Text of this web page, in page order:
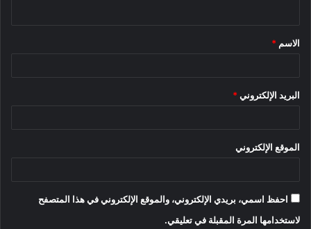
*
الاسم *
البريد الإلكتروني *
الموقع الإلكتروني
احفظ اسمي، بريدي الإلكتروني، والموقع الإلكتروني في هذا المتصفح
لاستخدامها المرة المقبلة في تعليقي.